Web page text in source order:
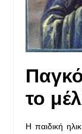
το
Η παιδική